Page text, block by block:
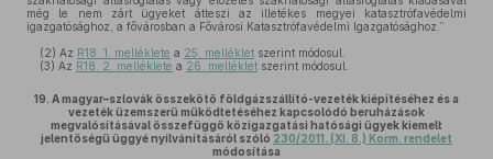
még le nem zárt ügyeket átteszi az illetékes megyei katasztrófavédelmi
igazgatósághoz, a fővárosban a Fővárosi Katasztrófavédelmi Igazgatósághoz.”
(2) Az R18. 1. melléklete a 25. melléklet szerint módosul.
(3) Az R18. 2. melléklete a 26. melléklet szerint módosul.
19. A magyar–szlovák összekötő földgázszállító-vezeték kiépítéséhez és a
vezeték üzemszerű működtetéséhez kapcsolódó beruházások
megvalósításával összefüggő közigazgatási hatósági ügyek kiemelt
jelentőségű üggyé nyilvánításáról szóló 230/2011. (XI. 8.) Korm. rendelet
módosítása